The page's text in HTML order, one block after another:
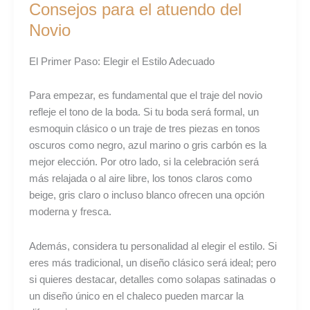
Consejos para el atuendo del
Novio
El Primer Paso: Elegir el Estilo Adecuado
Para empezar, es fundamental que el traje del novio
refleje el tono de la boda. Si tu boda será formal, un
esmoquin clásico o un traje de tres piezas en tonos
oscuros como negro, azul marino o gris carbón es la
mejor elección. Por otro lado, si la celebración será
más relajada o al aire libre, los tonos claros como
beige, gris claro o incluso blanco ofrecen una opción
moderna y fresca.
Además, considera tu personalidad al elegir el estilo. Si
eres más tradicional, un diseño clásico será ideal; pero
si quieres destacar, detalles como solapas satinadas o
un diseño único en el chaleco pueden marcar la